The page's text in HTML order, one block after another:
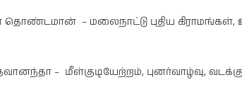
– மலைநாட்டு புதிய கிராமங்கள்,
– மீள்குடியேற்றம், புனர்வாழ்வு,